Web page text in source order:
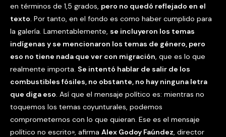
en términos de 1,5 grados, pero no quedó reflejado en el
texto. Por tanto, en el fondo es como haber cumplido para
la galería. Lamentablemente, se incluyeron los temas
indígenas y se mencionaron los temas de género, pero
eso no tiene nada que ver con migración, que es lo que
realmente importa. Se intentó hablar de salir de los
combustibles fósiles, no obstante, no hay ninguna letra
que diga eso. Así que el mensaje político es: mientras no
toquemos los temas coyunturales, podemos
comprometernos con lo que quieran. Ese es el mensaje
político no escrito», afirma Alex Godoy Faúndez, director